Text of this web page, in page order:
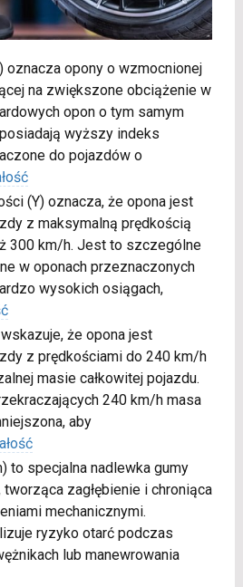
oznacza opony o wzmocnionej
na zwiększone obciążenie w
opon o tym samym
wyższy indeks
do pojazdów o
(Y) oznacza, że opona jest
z maksymalną prędkością
300 km/h. Jest to szczególne
w oponach przeznaczonych
wysokich osiągach,
że opona jest
z prędkościami do 240 km/h
masie całkowitej pojazdu.
240 km/h masa
aby
to specjalna nadlewka gumy
zagłębienie i chroniąca
mechanicznymi.
ryzyko otarć podczas
lub manewrowania